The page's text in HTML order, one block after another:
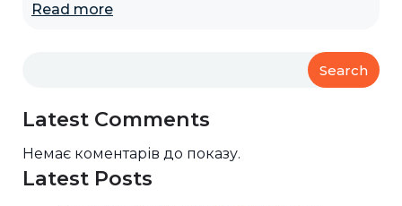
Read more
Search
Latest Comments
Немає коментарів до показу.
Latest Posts